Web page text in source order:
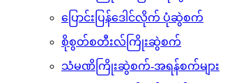
ပြောင်းပြန်ဒေါင်လိုက် ပုံဆွဲစက်
စိုစွတ်စတီးလ်ကြိုးဆွဲစက်
သံမဏိကြိုးဆွဲစက်-အရန်စက်များ